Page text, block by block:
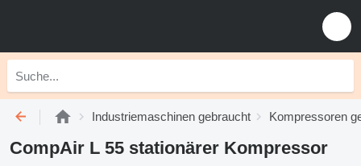
Industriemaschinen gebraucht Kompressoren
CompAir L 55 stationärer Kompressor